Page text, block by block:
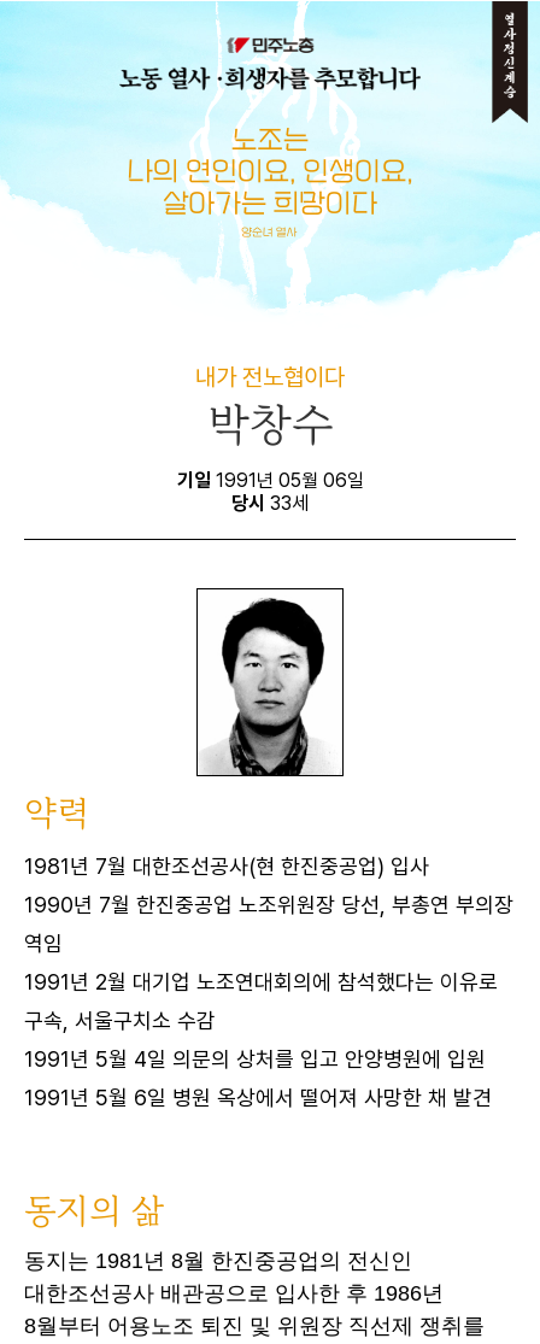
메뉴 건너뛰기
내가 전노협이다
박창수
기일 1991년 05월 06일
당시 33세
약력
1981년 7월 대한조선공사(현 한진중공업) 입사
1990년 7월 한진중공업 노조위원장 당선, 부총연 부의장
역임
1991년 2월 대기업 노조연대회의에 참석했다는 이유로
구속, 서울구치소 수감
1991년 5월 4일 의문의 상처를 입고 안양병원에 입원
1991년 5월 6일 병원 옥상에서 떨어져 사망한 채 발견
동지의 삶
동지는 1981년 8월 한진중공업의 전신인
대한조선공사 배관공으로 입사한 후 1986년
8월부터 어용노조 퇴진 및 위원장 직선제 쟁취를